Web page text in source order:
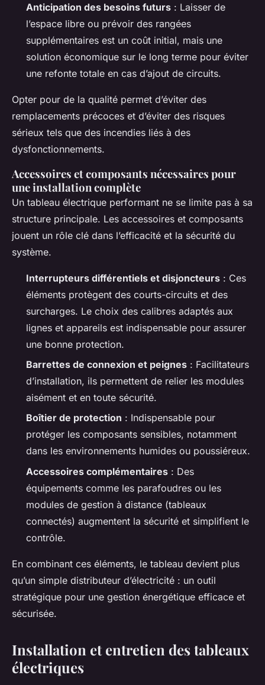
Anticipation des besoins futurs : Laisser de
l’espace libre ou prévoir des rangées
supplémentaires est un coût initial, mais une
solution économique sur le long terme pour éviter
une refonte totale en cas d’ajout de circuits.
Opter pour de la qualité permet d’éviter des
remplacements précoces et d’éviter des risques
sérieux tels que des incendies liés à des
dysfonctionnements.
Accessoires et composants nécessaires pour
une installation complète
Un tableau électrique performant ne se limite pas à sa
structure principale. Les accessoires et composants
jouent un rôle clé dans l’efficacité et la sécurité du
système.
Interrupteurs différentiels et disjoncteurs : Ces
éléments protègent des courts-circuits et des
surcharges. Le choix des calibres adaptés aux
lignes et appareils est indispensable pour assurer
une bonne protection.
Barrettes de connexion et peignes : Facilitateurs
d’installation, ils permettent de relier les modules
aisément et en toute sécurité.
Boîtier de protection : Indispensable pour
protéger les composants sensibles, notamment
dans les environnements humides ou poussiéreux.
Accessoires complémentaires : Des
équipements comme les parafoudres ou les
modules de gestion à distance (tableaux
connectés) augmentent la sécurité et simplifient le
contrôle.
En combinant ces éléments, le tableau devient plus
qu’un simple distributeur d’électricité : un outil
stratégique pour une gestion énergétique efficace et
sécurisée.
Installation et entretien des tableaux
électriques